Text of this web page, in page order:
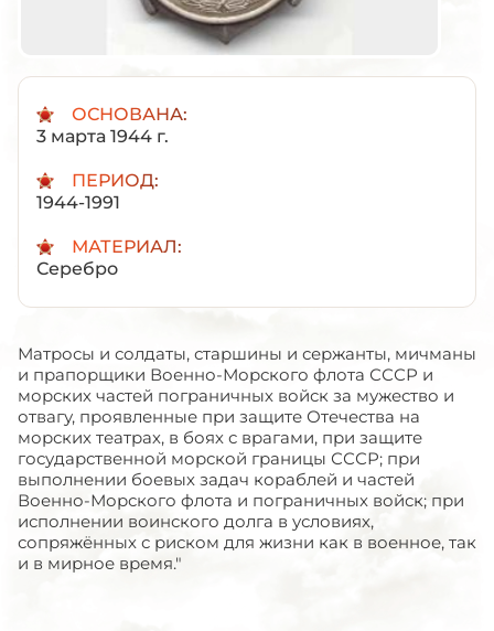
ОСНОВАНА:
3 марта 1944 г.
ПЕРИОД:
1944-1991
МАТЕРИАЛ:
Серебро
Матросы и солдаты, старшины и сержанты, мичманы
и прапорщики Военно-Морского флота СССР и
морских частей пограничных войск за мужество и
отвагу, проявленные при защите Отечества на
морских театрах, в боях с врагами, при защите
государственной морской границы СССР; при
выполнении боевых задач кораблей и частей
Военно-Морского флота и пограничных войск; при
исполнении воинского долга в условиях,
сопряжённых с риском для жизни как в военное, так
и в мирное время."